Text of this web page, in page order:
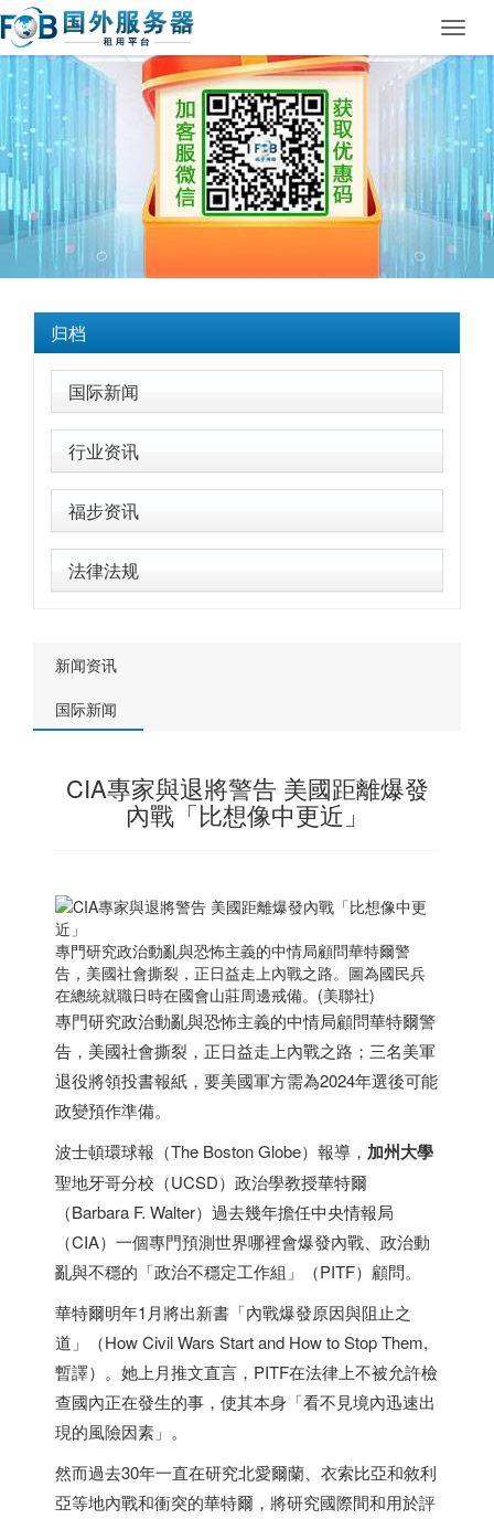
归档
国际新闻
行业资讯
福步资讯
法律法规
新闻资讯
国际新闻
CIA專家與退將警告 美國距離爆發
內戰「比想像中更近」
專門研究政治動亂與恐怖主義的中情局顧問華特爾警
告，美國社會撕裂，正日益走上內戰之路。圖為國民兵
在總統就職日時在國會山莊周邊戒備。(美聯社)
專門研究政治動亂與恐怖主義的中情局顧問華特爾警
告，美國社會撕裂，正日益走上內戰之路；三名美軍
退役將領投書報紙，要美國軍方需為2024年選後可能
政變預作準備。
波士頓環球報（The Boston Globe）報導， 加州大學
聖地牙哥分校（UCSD）政治學教授華特爾
（Barbara F. Walter）過去幾年擔任中央情報局
（CIA）一個專門預測世界哪裡會爆發內戰、政治動
亂與不穩的「政治不穩定工作組」（PITF）顧問。
華特爾明年1月將出新書「內戰爆發原因與阻止之
道」（How Civil Wars Start and How to Stop Them,
暫譯）。她上月推文直言，PITF在法律上不被允許檢
查國內正在發生的事，使其本身「看不見境內迅速出
現的風險因素」。
然而過去30年一直在研究北愛爾蘭、衣索比亞和敘利
亞等地內戰和衝突的華特爾，將研究國際間和用於評